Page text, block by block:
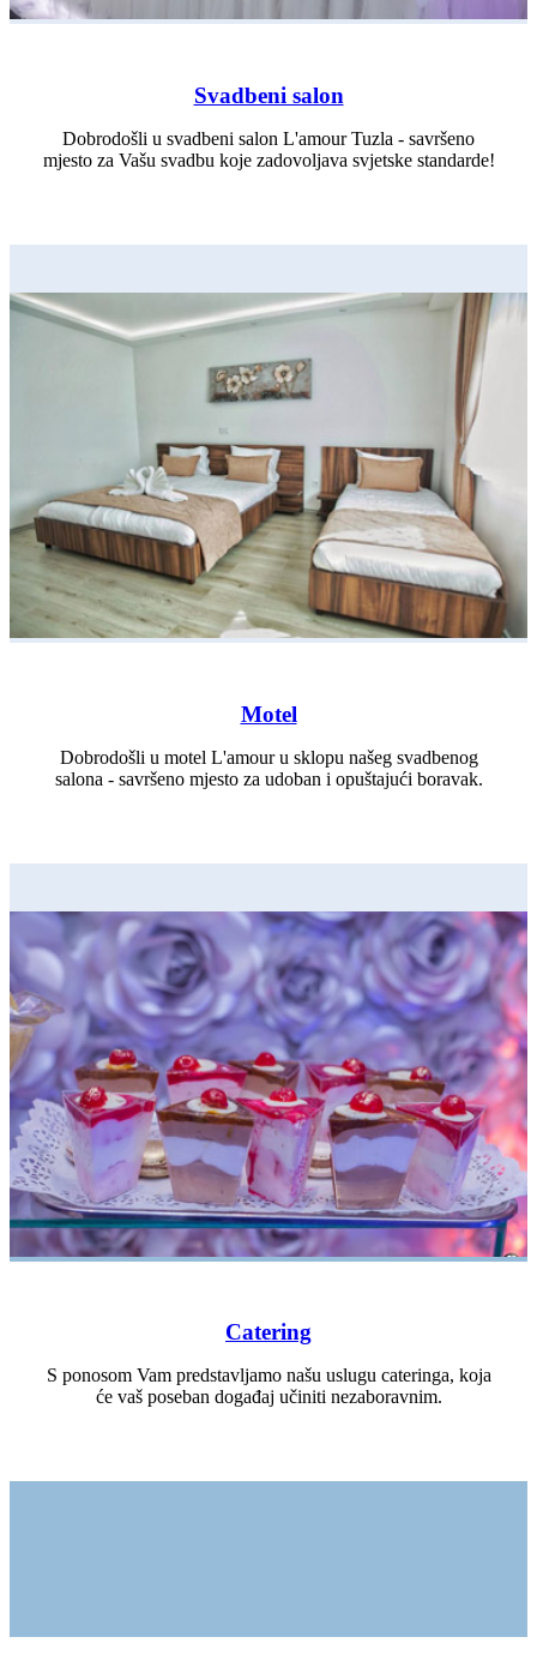
Svadbeni salon
Dobrodošli u svadbeni salon L'amour Tuzla - savršeno
mjesto za Vašu svadbu koje zadovoljava svjetske standarde!
Motel
Dobrodošli u motel L'amour u sklopu našeg svadbenog
salona - savršeno mjesto za udoban i opuštajući boravak.
Catering
S ponosom Vam predstavljamo našu uslugu cateringa, koja
će vaš poseban događaj učiniti nezaboravnim.